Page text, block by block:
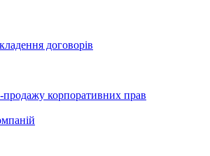
договорів
продажу корпоративних прав